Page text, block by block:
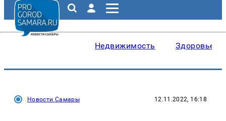
Недвижимость Здоровье
Новости Самары 12.11.2022, 16:18